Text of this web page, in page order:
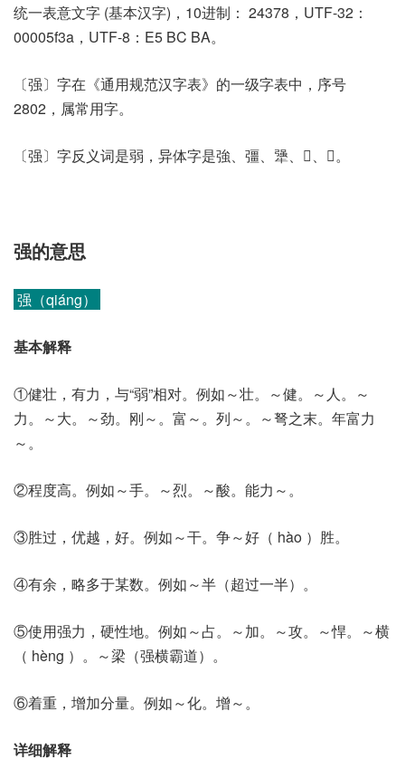
统一表意文字 (基本汉字)，10进制： 24378，UTF-32：
00005f3a，UTF-8：E5 BC BA。
〔强〕字在《通用规范汉字表》的一级字表中，序号
2802，属常用字。
〔强〕字反义词是弱，异体字是強、彊、犟、𢏟、𣚦。
强的意思
强（qiáng）
基本解释
①健壮，有力，与“弱”相对。例如～壮。～健。～人。～
力。～大。～劲。刚～。富～。列～。～弩之末。年富力
～。
②程度高。例如～手。～烈。～酸。能力～。
③胜过，优越，好。例如～干。争～好（ hào ）胜。
④有余，略多于某数。例如～半（超过一半）。
⑤使用强力，硬性地。例如～占。～加。～攻。～悍。～横
（ hèng ）。～梁（强横霸道）。
⑥着重，增加分量。例如～化。增～。
详细解释